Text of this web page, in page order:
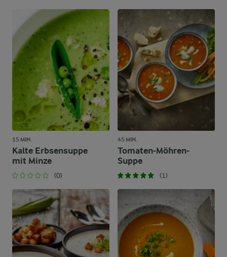
15 MIN.
Kalte Erbsensuppe
mit Minze
(0)
45 MIN.
Tomaten-Möhren-
Suppe
(1)